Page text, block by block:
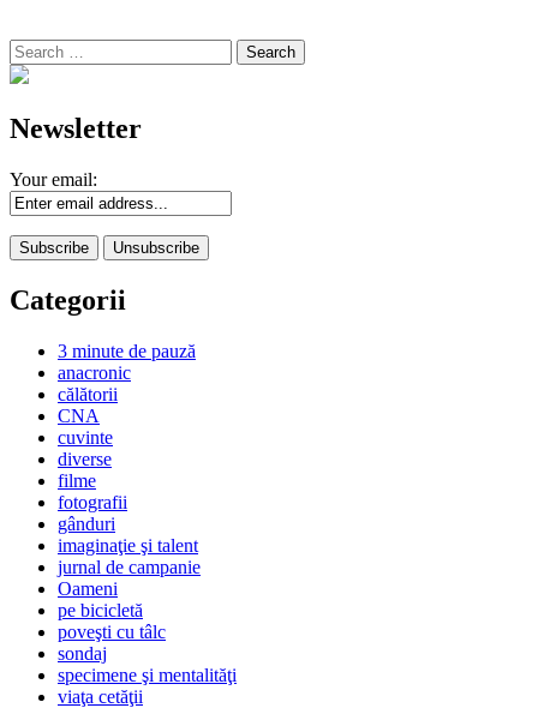
Search
for:
Newsletter
Your email:
Categorii
3 minute de pauză
anacronic
călătorii
CNA
cuvinte
diverse
filme
fotografii
gânduri
imaginaţie şi talent
jurnal de campanie
Oameni
pe bicicletă
poveşti cu tâlc
sondaj
specimene şi mentalităţi
viaţa cetăţii